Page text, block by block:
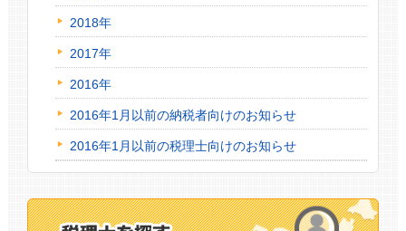
2018年
2017年
2016年
2016年1月以前の納税者向けのお知らせ
2016年1月以前の税理士向けのお知らせ